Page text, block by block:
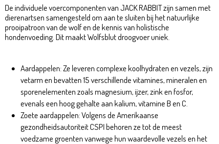
De individuele voercomponenten van JACK RABBIT zijn samen met
dierenartsen samengesteld om aan te sluiten bij het natuurlijke
prooipatroon van de wolf en de kennis van holistische
hondenvoeding. Dit maakt Wolfsblut droogvoer uniek.
Aardappelen: Ze leveren complexe koolhydraten en vezels, zijn
vetarm en bevatten 15 verschillende vitamines, mineralen en
sporenelementen zoals magnesium, ijzer, zink en fosfor,
evenals een hoog gehalte aan kalium, vitamine B en C.
Zoete aardappelen: Volgens de Amerikaanse
gezondheidsautoriteit CSPI behoren ze tot de meest
voedzame groenten vanwege hun waardevolle vezels en het